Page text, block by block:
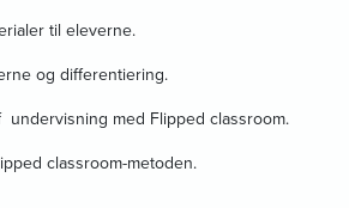
til eleverne.
og differentiering.
med Flipped classroom.
classroom-metoden.